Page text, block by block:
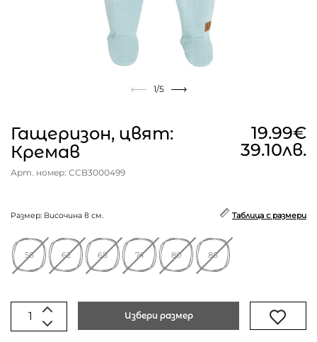
1/5
Гащеризон, цвят:
Кремав
Арт. номер: CCB3000499
19.99€
39.10лв.
Размер: Височина в см. Таблица с размери
56 62 68 74 80 86
Избери размер